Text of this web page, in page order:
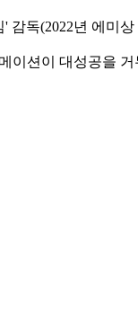
감독(2022년 에미
이션이 대성공을